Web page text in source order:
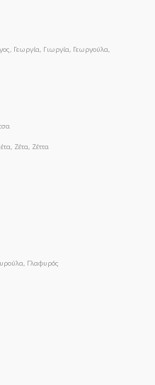
Γεωργία, Γιωργία, Γεωργούλα,
Ζέτα, Ζέττα
Γλαφυρός